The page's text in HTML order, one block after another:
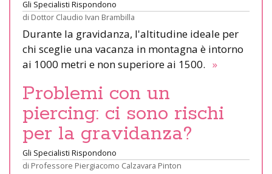
Gli Specialisti Rispondono
di Dottor Claudio Ivan Brambilla
Durante la gravidanza, l'altitudine ideale per
chi sceglie una vacanza in montagna è intorno
ai 1000 metri e non superiore ai 1500. »
Problemi con un
piercing: ci sono rischi
per la gravidanza?
Gli Specialisti Rispondono
di Professore Piergiacomo Calzavara Pinton